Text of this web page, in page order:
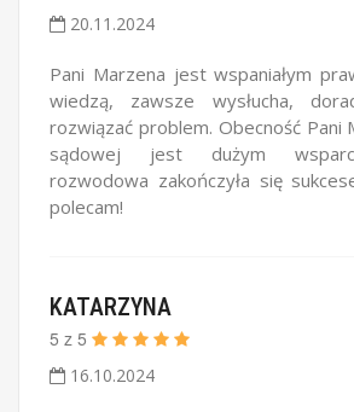
20.11.2024
Pani Marzena jest wspaniałym
wiedzą, zawsze wysłucha,
rozwiązać problem. Obecność Pani
sądowej jest dużym
rozwodowa zakończyła się
polecam!
KATARZYNA
5 z 5
16.10.2024